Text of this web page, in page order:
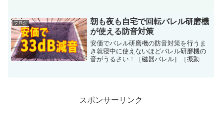
れるようだ。Gキーにプログラムできる
内容やマクロ登...
ブログ
朝も夜も自宅で回転バレル研磨機
が使える防音対策
安価でバレル研磨機の防音対策を行うま
き就寝中に使えないほどバレル研磨機の
音がうるさい！［磁器バレル］［振動バ
スポンサーリンク